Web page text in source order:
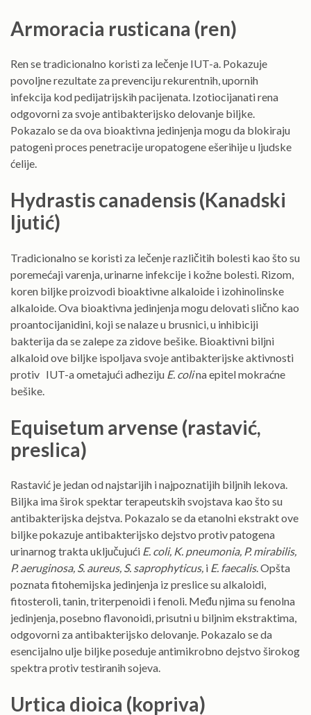
Armoracia rusticana (ren)
Ren se tradicionalno koristi za lečenje IUT-a. Pokazuje
povoljne rezultate za prevenciju rekurentnih, upornih
infekcija kod pedijatrijskih pacijenata. Izotiocijanati rena
odgovorni za svoje antibakterijsko delovanje biljke.
Pokazalo se da ova bioaktivna jedinjenja mogu da blokiraju
patogeni proces penetracije uropatogene ešerihije u ljudske
ćelije.
Hydrastis canadensis (Kanadski
ljutić)
Tradicionalno se koristi za lečenje različitih bolesti kao što su
poremećaji varenja, urinarne infekcije i kožne bolesti. Rizom,
koren biljke proizvodi bioaktivne alkaloide i izohinolinske
alkaloide. Ova bioaktivna jedinjenja mogu delovati slično kao
proantocijanidini, koji se nalaze u brusnici, u inhibiciji
bakterija da se zalepe za zidove bešike. Bioaktivni biljni
alkaloid ove biljke ispoljava svoje antibakterijske aktivnosti
protiv IUT-a ometajući adheziju E. colina epitel mokraćne
bešike.
Equisetum arvense (rastavić,
preslica)
Rastavić je jedan od najstarijih i najpoznatijih biljnih lekova.
Biljka ima širok spektar terapeutskih svojstava kao što su
antibakterijska dejstva. Pokazalo se da etanolni ekstrakt ove
biljke pokazuje antibakterijsko dejstvo protiv patogena
urinarnog trakta uključujući E. coli, K. pneumonia, P. mirabilis,
P. aeruginosa, S. aureus, S. saprophyticus, i E. faecalis. Opšta
poznata fitohemijska jedinjenja iz preslice su alkaloidi,
fitosteroli, tanin, triterpenoidi i fenoli. Među njima su fenolna
jedinjenja, posebno flavonoidi, prisutni u biljnim ekstraktima,
odgovorni za antibakterijsko delovanje. Pokazalo se da
esencijalno ulje biljke poseduje antimikrobno dejstvo širokog
spektra protiv testiranih sojeva.
Urtica dioica (kopriva)